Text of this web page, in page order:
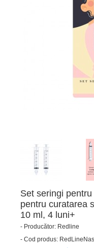
Set seringi
pentru curatarea
10 ml, 4 luni+
- Producător: Redline
- Cod produs: